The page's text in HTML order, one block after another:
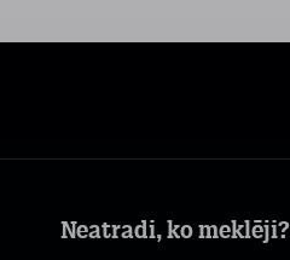
Neatradi, ko meklēji?